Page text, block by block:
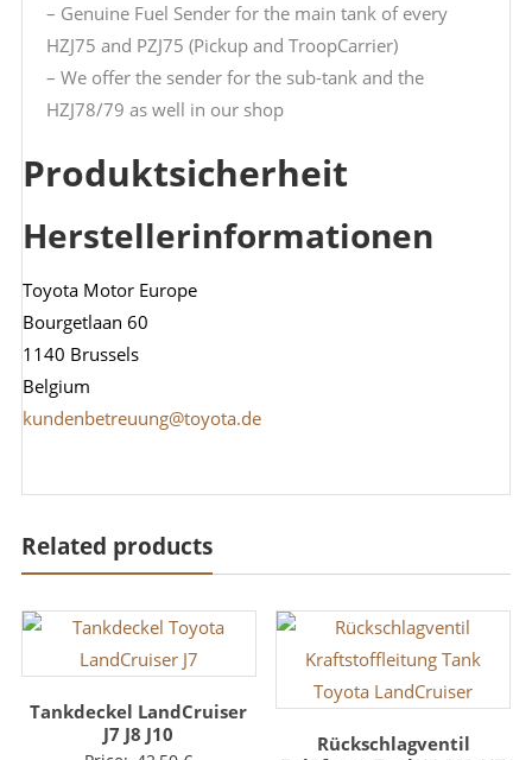
– Genuine Fuel Sender for the main tank of every
HZJ75 and PZJ75 (Pickup and TroopCarrier)
– We offer the sender for the sub-tank and the
HZJ78/79 as well in our shop
Produktsicherheit
Herstellerinformationen
Toyota Motor Europe
Bourgetlaan 60
1140 Brussels
Belgium
kundenbetreuung@toyota.de
Related products
Tankdeckel LandCruiser
J7 J8 J10
Rückschlagventil